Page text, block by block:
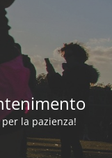
la pazienza!